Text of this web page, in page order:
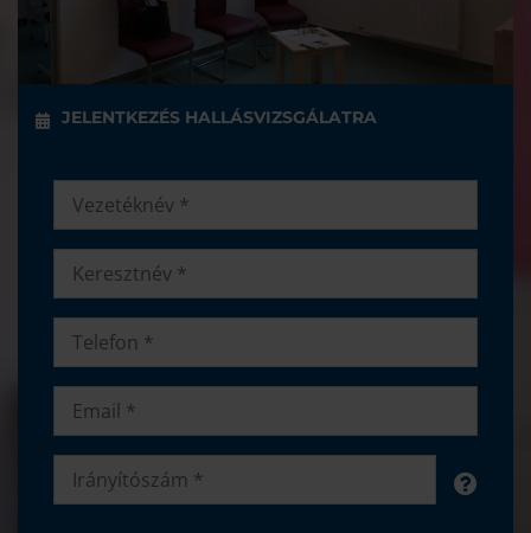
JELENTKEZÉS HALLÁSVIZSGÁLATRA